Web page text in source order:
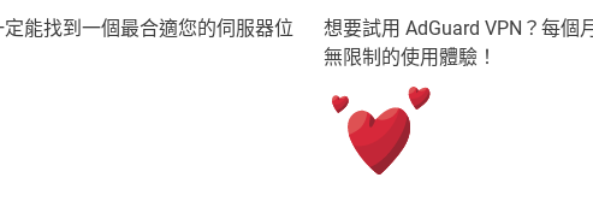
能找到一個最合適您的伺服器位
想要試用 AdGuard VPN？每個
無限制的使用體驗！